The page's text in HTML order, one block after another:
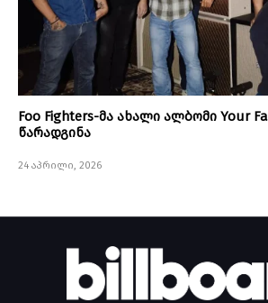
Foo Fighters-მა ახალი ალბომი Your
წარადგინა
24 აპრილი, 2026